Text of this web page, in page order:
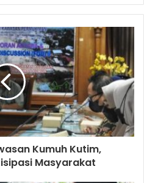
Kumuh Kutim,
Masyarakat